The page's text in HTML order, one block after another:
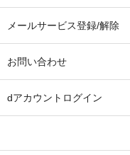
メールサービス登録/解除
お問い合わせ
dアカウントログイン